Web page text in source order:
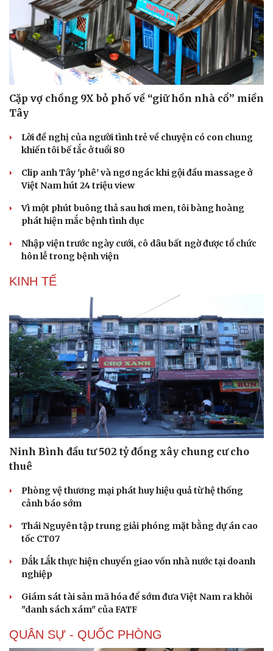
Doanh nghiệp
Thông tin doanh nghiệp
Doanh nghiệp 24h
Doanh nhân
Vì cộng đồng
Sành điệu
Tin Công nghệ
Chuyển đổi số
Cặp vợ chồng 9X bỏ phố về “giữ hồn nhà cổ” miền
Tây
Lời đề nghị của người tình trẻ về chuyện có con chung
khiến tôi bế tắc ở tuổi 80
Clip anh Tây 'phê' và ngơ ngác khi gội đầu massage ở
Việt Nam hút 24 triệu view
Vì một phút buông thả sau hơi men, tôi bàng hoàng
phát hiện mắc bệnh tình dục
Nhập viện trước ngày cưới, cô dâu bất ngờ được tổ chức
hôn lễ trong bệnh viện
KINH TẾ
Ninh Bình đầu tư 502 tỷ đồng xây chung cư cho
thuê
Phòng vệ thương mại phát huy hiệu quả từ hệ thống
cảnh báo sớm
Thái Nguyên tập trung giải phóng mặt bằng dự án cao
tốc CT07
Đắk Lắk thực hiện chuyển giao vốn nhà nước tại doanh
nghiệp
Giám sát tài sản mã hóa để sớm đưa Việt Nam ra khỏi
"danh sách xám" của FATF
QUÂN SỰ - QUỐC PHÒNG